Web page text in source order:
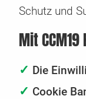
Hier
Shop
Sie
Schutz und
Mit
✓ Die
✓ Cookie